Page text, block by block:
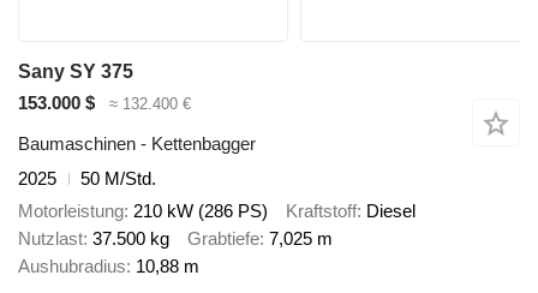
Sany SY 375
153.000 $
≈ 132.400 €
Baumaschinen - Kettenbagger
2025
50 M/Std.
Motorleistung 210 kW (286 PS) Kraftstoff Diesel
Nutzlast 37.500 kg Grabtiefe 7,025 m
Aushubradius 10,88 m